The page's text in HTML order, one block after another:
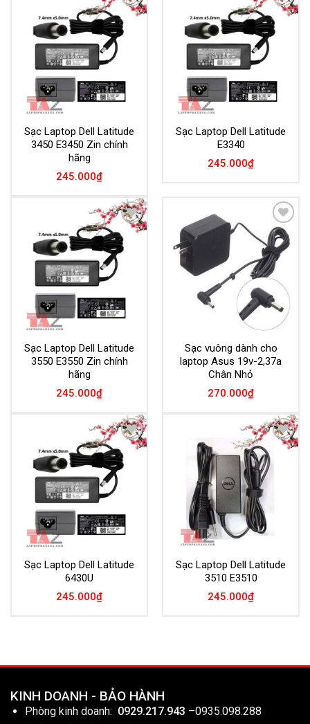
Add to
Wishlist
Sạc Laptop Dell Latitude
3450 E3450 Zin chính
hãng
245.000₫
Add to
Wishlist
Sạc Laptop Dell Latitude
E3340
245.000₫
Add to
Wishlist
Sạc Laptop Dell Latitude
3550 E3550 Zin chính
hãng
245.000₫
Add to
Wishlist
Sạc vuông dành cho
laptop Asus 19v-2,37a
Chân Nhỏ
270.000₫
Add to
Wishlist
Sạc Laptop Dell Latitude
6430U
245.000₫
Add to
Wishlist
Sạc Laptop Dell Latitude
3510 E3510
245.000₫
KINH DOANH - BẢO HÀNH
Phòng kinh doanh: 0929.217.943 –0935.098.288